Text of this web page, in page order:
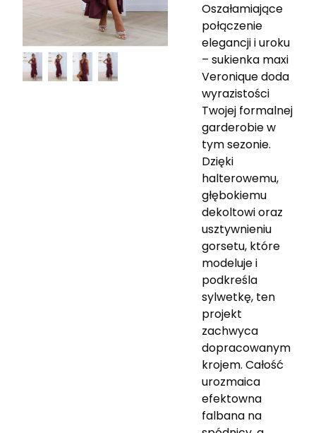
Oszałamiające
połączenie
elegancji i uroku
– sukienka maxi
Veronique doda
wyrazistości
Twojej formalnej
garderobie w
tym sezonie.
Dzięki
halterowemu,
głębokiemu
dekoltowi oraz
usztywnieniu
gorsetu, które
modeluje i
podkreśla
sylwetkę, ten
projekt
zachwyca
dopracowanym
krojem. Całość
urozmaica
efektowna
falbana na